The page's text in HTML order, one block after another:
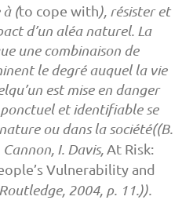
(to cope with), résister et
d’un aléa naturel. La
une combinaison de
le degré auquel la vie
est mise en danger
et identifiable se
ou dans la société((B.
Cannon, I. Davis, At Risk:
Vulnerability and
2004, p. 11.)).